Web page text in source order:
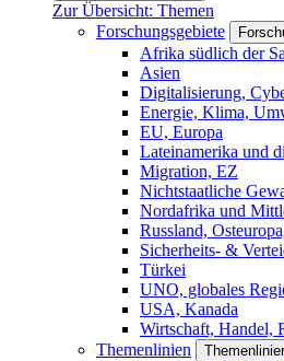
Zur Übersicht: Themen
Forschungsgebiete
Afrika südlich der
Asien
Digitalisierung,
Energie, Klima,
EU, Europa
Lateinamerika und
Migration, EZ
Nichtstaatliche
Nordafrika und
Russland,
Sicherheits- &
Türkei
UNO, globales
USA, Kanada
Wirtschaft, Handel,
Themenlinien